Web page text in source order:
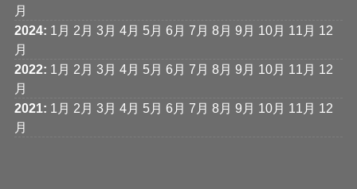
月
2024: 1月 2月 3月 4月 5月 6月 7月 8月 9月 10月 11月 12
月
2022: 1月 2月 3月 4月 5月 6月 7月 8月 9月 10月 11月 12
月
2021: 1月 2月 3月 4月 5月 6月 7月 8月 9月 10月 11月 12
月